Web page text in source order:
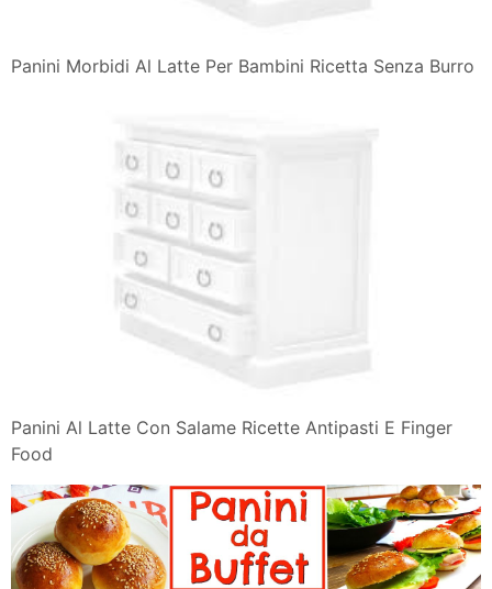
Panini Morbidi Al Latte Per Bambini Ricetta Senza Burro
Panini Al Latte Con Salame Ricette Antipasti E Finger
Food